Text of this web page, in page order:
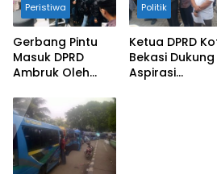
Peristiwa
Gerbang Pintu
Masuk DPRD
Ambruk Oleh
Politik
Ketua DPRD
Bekasi Dukung
Aspirasi